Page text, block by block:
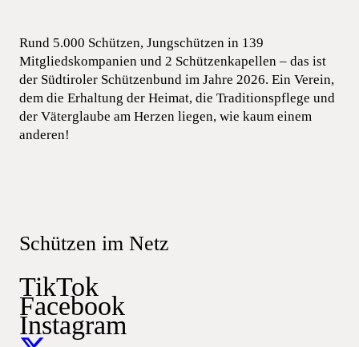
Rund 5.000 Schützen, Jungschützen in 139
Mitgliedskompanien und 2 Schützenkapellen – das ist
der Südtiroler Schützenbund im Jahre 2026. Ein Verein,
dem die Erhaltung der Heimat, die Traditionspflege und
der Väterglaube am Herzen liegen, wie kaum einem
anderen!
Schützen im Netz
TikTok
Facebook
Instagram